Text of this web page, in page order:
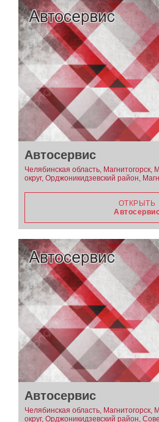
Автосервис
Челябинская область, Магнитогорск,
округ, Орджоникидзевский район,
ОТКРЫТЬ
Автосервис
Челябинская область, Магнитогорск,
округ, Орджоникидзевский район,